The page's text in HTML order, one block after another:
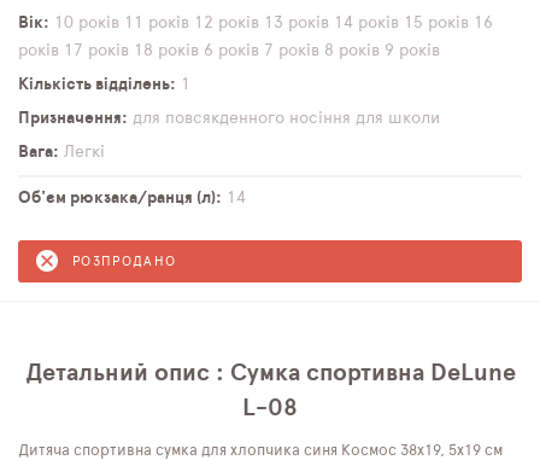
Вік
10 років 11 років 12 років 13 років 14 років 15 років 16
років 17 років 18 років 6 років 7 років 8 років 9 років
Кількість відділень
1
Призначення
для повсякденного носіння для школи
Вага
Легкі
Об'єм рюкзака/ранця (л) 14
РОЗПРОДАНО
Детальний опис : Сумка спортивна DeLune
L-08
Дитяча спортивна сумка для хлопчика синя Космос 38х19, 5х19 см